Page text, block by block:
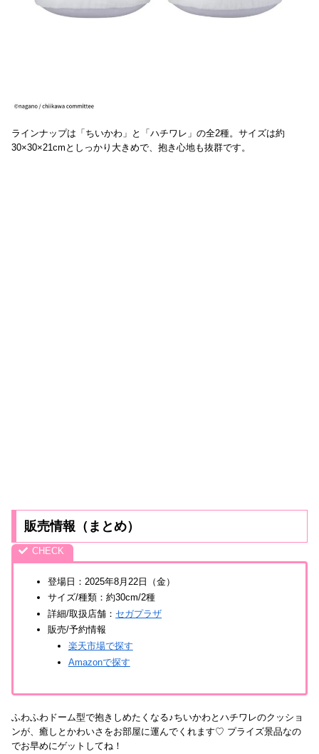
ラインナップは「ちいかわ」と「ハチワレ」の全2種。サイズは約
30×30×21cmとしっかり大きめで、抱き心地も抜群です。
販売情報（まとめ）
登場日：2025年8月22日（金）
サイズ/種類：約30cm/2種
詳細/取扱店舗： セガプラザ
販売/予約情報
楽天市場で探す
Amazonで探す
ふわふわドーム型で抱きしめたくなる♪ちいかわとハチワレのクッショ
ンが、癒しとかわいさをお部屋に運んでくれます♡ プライズ景品なの
でお早めにゲットしてね！